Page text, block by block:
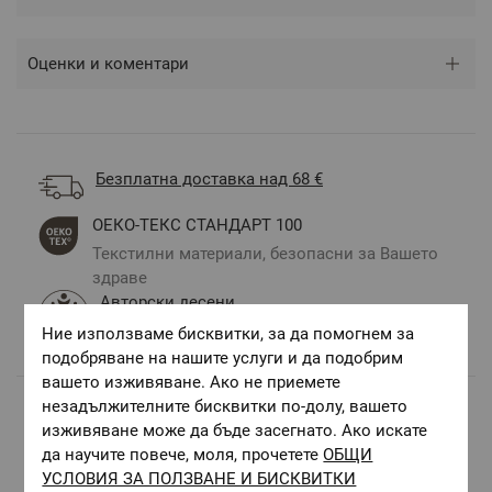
Оценки и коментари
Безплатна доставка над 68 €
ОЕКО-ТЕКС СТАНДАРТ 100
Текстилни материали, безопасни за Вашето
здраве
Авторски десени.
Цветове и десени за всеки вкус и стил
Комбинирай с
Ние използваме бисквитки, за да помогнем за
подобряване на нашите услуги и да подобрим
вашето изживяване. Ако не приемете
незадължителните бисквитки по-долу, вашето
изживяване може да бъде засегнато. Ако искате
да научите повече, моля, прочететеОБЩИ
УСЛОВИЯ ЗА ПОЛЗВАНЕ И БИСКВИТКИ